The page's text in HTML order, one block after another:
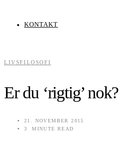
KONTAKT
LIVSFILOSOFI
Er du ‘rigtig’ nok?
21. NOVEMBER 2015
3 MINUTE READ